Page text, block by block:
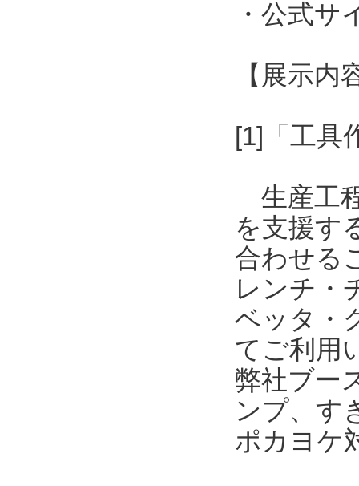
・公式サ
【展示内
[1]「工具
生産工
を支援す
合わせる
レンチ・
ベッタ・
てご利用
弊社ブー
ンプ、す
ポカヨケ